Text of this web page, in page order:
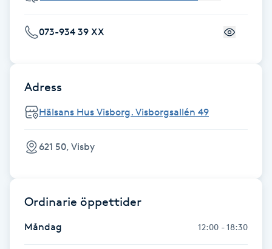
Fotsvamp
Fransar
Fransborttagning
Fransfärgning
Fransförlängning
073-934 39 XX
Adress
Hälsans Hus Visborg. Visborgsallén 49
621 50, Visby
Ordinarie öppettider
Måndag 12:00 - 18:30